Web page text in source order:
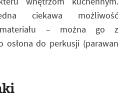
ciekawa możliwość
– można go z
osłona do perkusji (parawan